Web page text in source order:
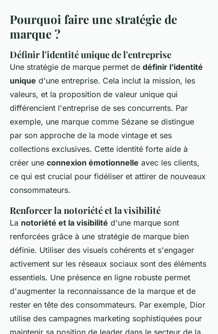
Pourquoi faire une stratégie de
marque ?
Définir l'identité unique de l'entreprise
Une stratégie de marque permet de définir l'identité
unique d'une entreprise. Cela inclut la mission, les
valeurs, et la proposition de valeur unique qui
différencient l'entreprise de ses concurrents. Par
exemple, une marque comme Sézane se distingue
par son approche de la mode vintage et ses
collections exclusives. Cette identité forte aide à
créer une connexion émotionnelle avec les clients,
ce qui est crucial pour fidéliser et attirer de nouveaux
consommateurs.
Renforcer la notoriété et la visibilité
La notoriété et la visibilité d'une marque sont
renforcées grâce à une stratégie de marque bien
définie. Utiliser des visuels cohérents et s'engager
activement sur les réseaux sociaux sont des éléments
essentiels. Une présence en ligne robuste permet
d'augmenter la reconnaissance de la marque et de
rester en tête des consommateurs. Par exemple, Dior
utilise des campagnes marketing sophistiquées pour
maintenir sa position de leader dans le secteur de la